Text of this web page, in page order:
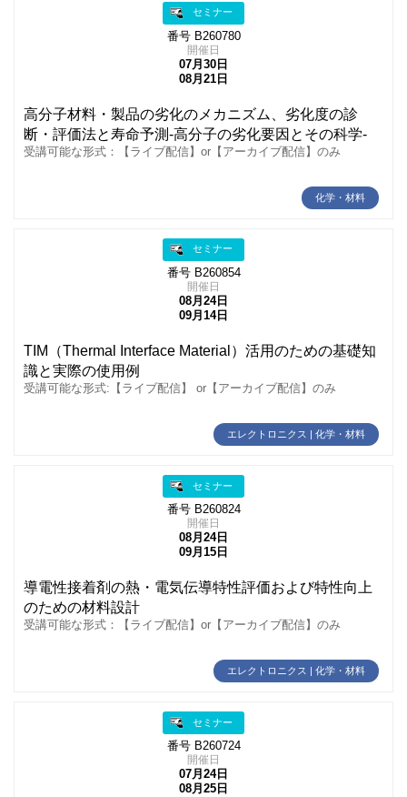
セミナー
番号 B260780
開催日
07月30日
08月21日
高分子材料・製品の劣化のメカニズム、劣化度の診
断・評価法と寿命予測‐高分子の劣化要因とその科学‐
受講可能な形式：【ライブ配信】or【アーカイブ配信】のみ
化学・材料
セミナー
番号 B260854
開催日
08月24日
09月14日
TIM（Thermal Interface Material）活用のための基礎知
識と実際の使用例
受講可能な形式:【ライブ配信】 or【アーカイブ配信】のみ
エレクトロニクス | 化学・材料
セミナー
番号 B260824
開催日
08月24日
09月15日
導電性接着剤の熱・電気伝導特性評価および特性向上
のための材料設計
受講可能な形式：【ライブ配信】or【アーカイブ配信】のみ
エレクトロニクス | 化学・材料
セミナー
番号 B260724
開催日
07月24日
08月25日